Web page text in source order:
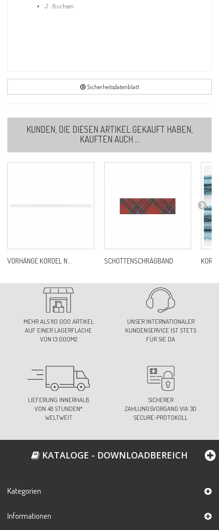
J : Buchsen
Sicherheitsdatenblatt
KUNDEN, DIE DIESEN ARTIKEL GEKAUFT HABEN,
KAUFTEN AUCH ...
VORHÄNGE KORDEL N... SCHOTTENSCHRÄGBAND
MEHR ALS 110 000 ARTIKEL
AUF EINER LAGERFLÄCHE
VON 13 000M2
UNSER INTERNATIONALER
KUNDENSERVICE IST STETS
FÜR SIE DA
LIEFERUNG INNERHALB
VON 48 STUNDEN*
WELTWEIT
SICHERER
ZAHLUNGSVORGANG VIA 3D
SECURE-PROTOKOLL
KATALOGE - DOWNLOADBEREICH
Kategorien
Informationen